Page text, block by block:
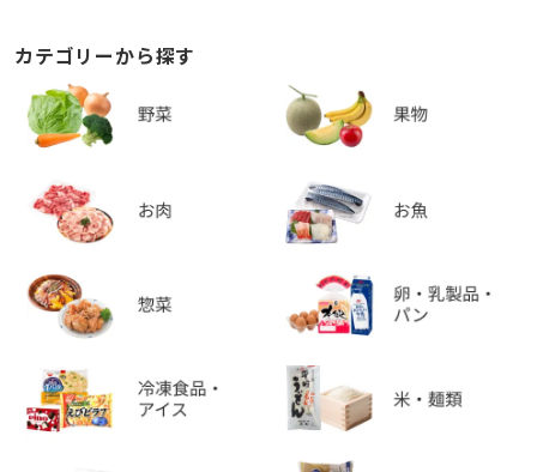
カテゴリーから探す